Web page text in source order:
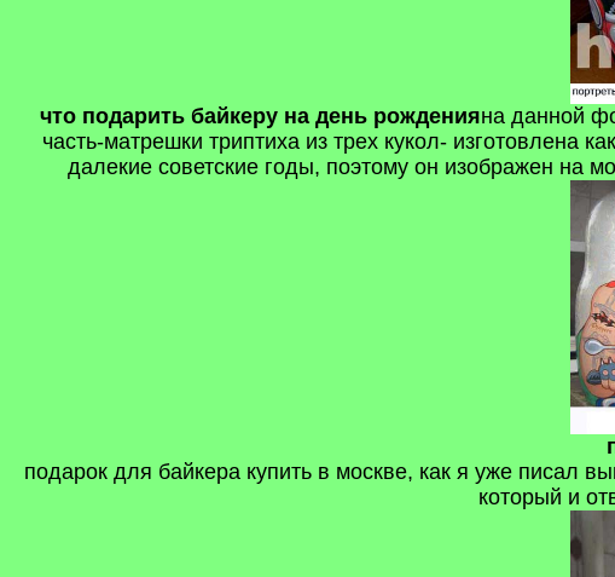
что подарить байкеру на день рожденияна данной
часть-матрешки триптиха из трех кукол- изготовлена
далекие советские годы, поэтому он изображен на
подарок для байкера купить в москве, как я уже писал
который и